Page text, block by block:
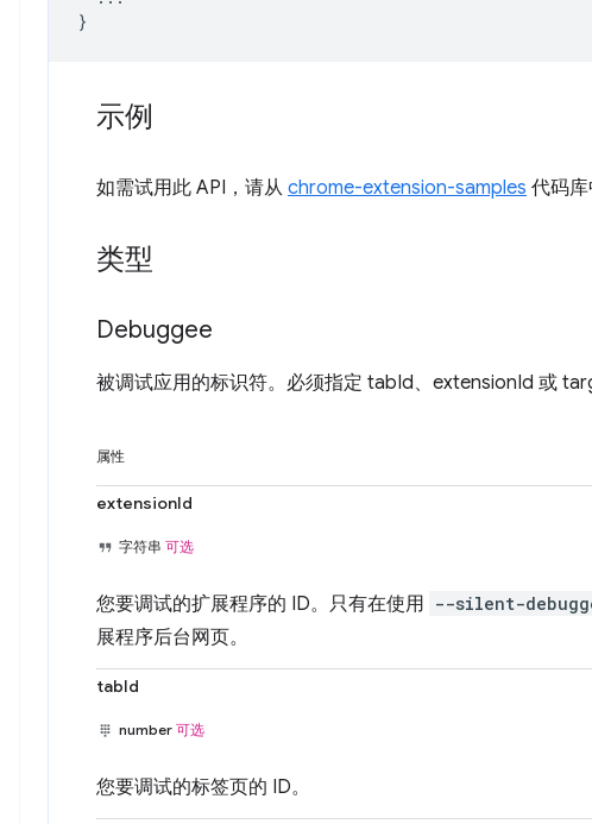
}
示例
如需试用此 API，请从 chrome-extension-samples 代码
类型
Debuggee
被调试应用的标识符。必须指定 tabId、extensionId 或
属性
extensionId
字符串 可选
您要调试的扩展程序的 ID。只有在使用 --silent-
展程序后台网页。
tabId
number 可选
您要调试的标签页的 ID。